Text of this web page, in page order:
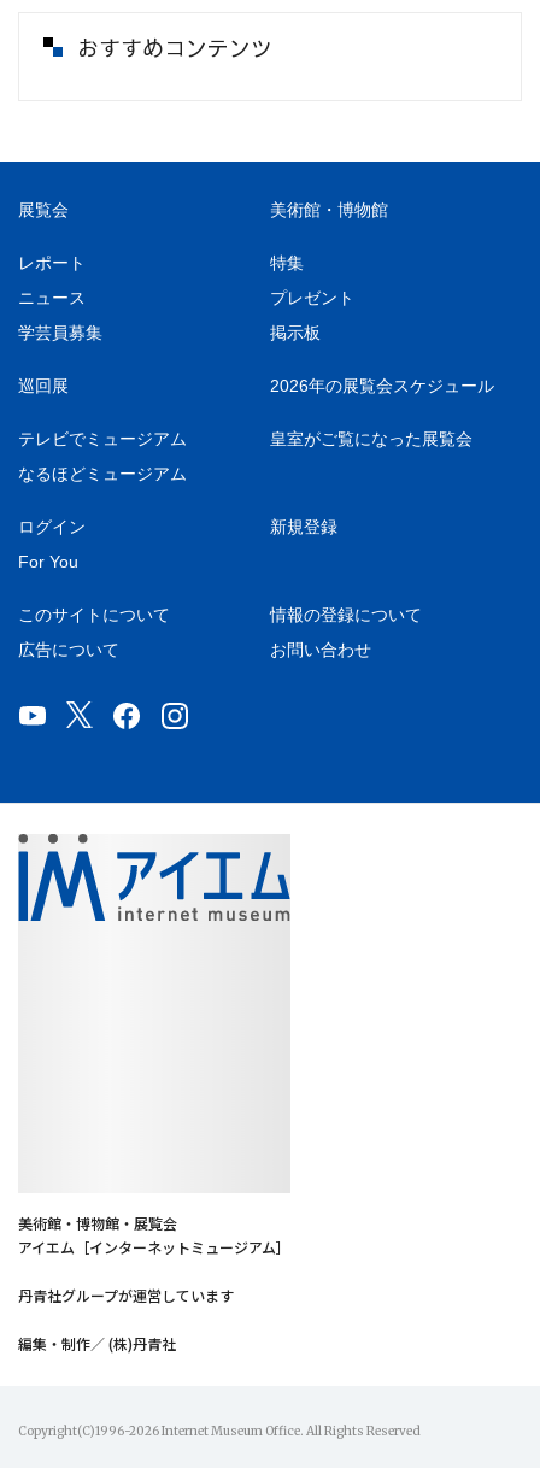
おすすめコンテンツ
展覧会 美術館・博物館
レポート
特集
ニュース
プレゼント
学芸員募集
掲示板
巡回展 2026年の展覧会スケジュール
テレビでミュージアム
皇室がご覧になった展覧会
なるほどミュージアム
ログイン
新規登録
For You
このサイトについて
情報の登録について
広告について
お問い合わせ
美術館・博物館・展覧会
アイエム［インターネットミュージアム］
丹青社グループが運営しています
編集・制作／ (株)丹青社
Copyright(C)1996-2026 Internet Museum Office. All Rights Reserved